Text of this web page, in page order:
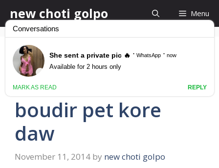
to
content
new choti golpo Menu
চুদে চুদে তোমার বৌদির পেট
করে দাও -chude tomar
boudir pet kore
daw
November 11, 2014 by new choti golpo